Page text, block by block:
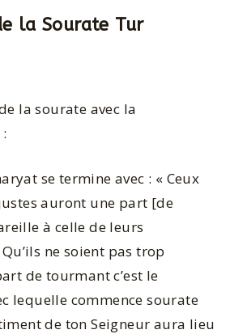
la Sourate Tur
la sourate avec la
se termine avec : « Ceux
auront une part [de
à celle de leurs
ne soient pas trop
de tourmant c’est le
lequelle commence sourate
de ton Seigneur aura lieu